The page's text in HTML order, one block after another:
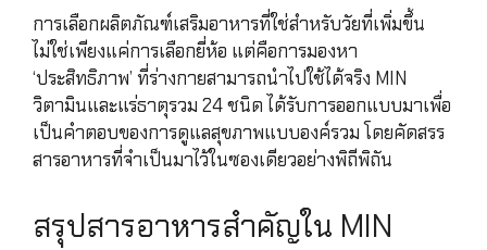
การเลือกผลิตภัณฑ์เสริมอาหารที่ใช่สำหรับวัยที่เพิ่มขึ้น
ไม่ใช่เพียงแค่การเลือกยี่ห้อ แต่คือการมองหา
‘ประสิทธิภาพ’ ที่ร่างกายสามารถนำไปใช้ได้จริง MIN
วิตามินและแร่ธาตุรวม 24 ชนิด ได้รับการออกแบบมาเพื่อ
เป็นคำตอบของการดูแลสุขภาพแบบองค์รวม โดยคัดสรร
สารอาหารที่จำเป็นมาไว้ในซองเดียวอย่างพิถีพิถัน
สรุปสารอาหารสำคัญใน MIN